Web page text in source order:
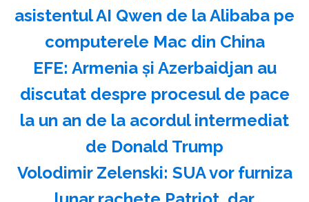
asistentul AI Qwen de la Alibaba pe
computerele Mac din China
EFE: Armenia şi Azerbaidjan au
discutat despre procesul de pace
la un an de la acordul intermediat
de Donald Trump
Volodimir Zelenski: SUA vor furniza